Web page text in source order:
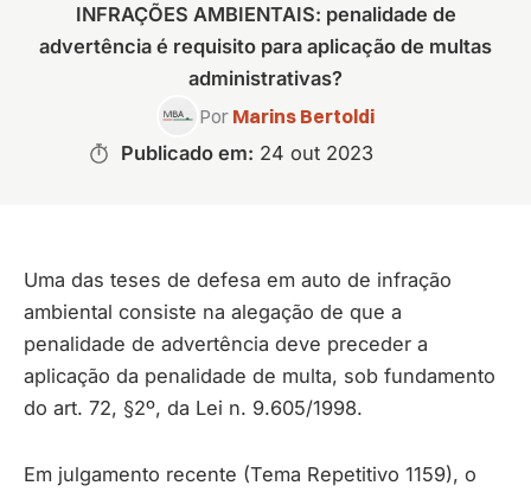
INFRAÇÕES AMBIENTAIS: penalidade de
advertência é requisito para aplicação de multas
administrativas?
Por Marins Bertoldi
Publicado em: 24 out 2023
Uma das teses de defesa em auto de infração
ambiental consiste na alegação de que a
penalidade de advertência deve preceder a
aplicação da penalidade de multa, sob fundamento
do art. 72, §2º, da Lei n. 9.605/1998.
Em julgamento recente (Tema Repetitivo 1159), o